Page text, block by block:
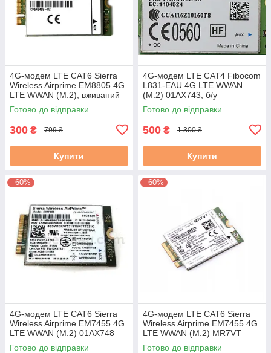
4G-модем LTE CAT6 Sierra
Wireless Airprime EM8805 4G
LTE WWAN (M.2), вживаний
Готово до відправки
300 ₴ 799 ₴
Купити
4G-модем LTE CAT4 Fibocom
L831-EAU 4G LTE WWAN
(M.2) 01AX743, б/у
Готово до відправки
500 ₴ 1 300 ₴
Купити
–60%
4G-модем LTE CAT6 Sierra
Wireless Airprime EM7455 4G
LTE WWAN (M.2) 01AX748
SW10K97531, б/у
Готово до відправки
–60%
4G-модем LTE CAT6 Sierra
Wireless Airprime EM7455 4G
LTE WWAN (M.2) MR7VT
DW5811e бу
Готово до відправки